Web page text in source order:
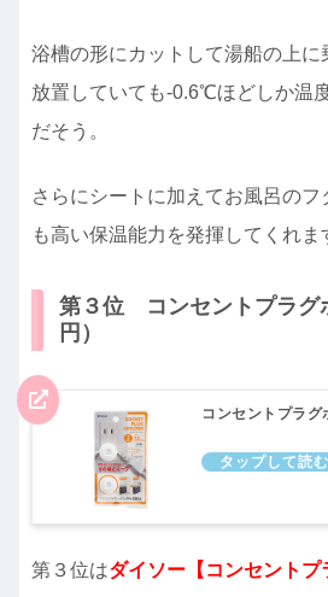
浴槽の形にカットして湯船の上に
放置していても-0.6℃ほどしか温
だそう。
さらにシートに加えてお風呂の
も高い保温能力を発揮してくれま
第３位 コンセントプラグ
円）
コンセントプラグ
第３位はダイソー【コンセント